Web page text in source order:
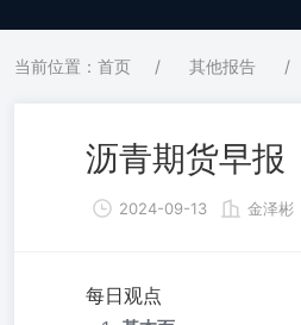
当前位置：首页 / 其他报告 /
沥青期货早报
2024-09-13 金泽彬
每日观点